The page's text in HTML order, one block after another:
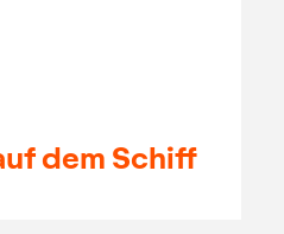
dem Schiff